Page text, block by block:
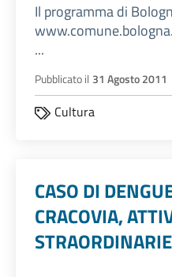
Il programma di
...
Pubblicato il 31 Agosto 2011
Cultura
CASO DI
CRACOVIA,